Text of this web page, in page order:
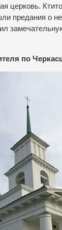
церковь.
предания о
по